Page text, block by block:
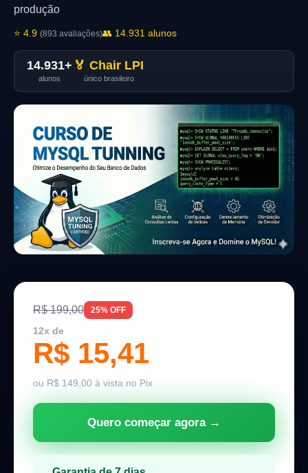
produção
⭐ 4.9 (893 avaliações)👥 14.931 alunos
14.931+
alunos
🏅 Chair LPI
único brasileiro
R$ 199,00 25% OFF
12x de
R$ 15,41
ou R$ 149,00 à vista no Pix
Quero começar agora →